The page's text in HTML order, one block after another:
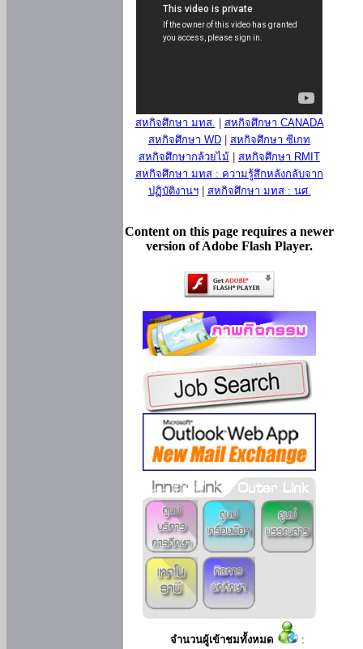
สหกิจศึกษา มทส.
สหกิจศึกษา CANADA
สหกิจศึกษา WD
สหกิจศึกษา ซีเกท
สหกิจศึกษากล้วยไม้
สหกิจศึกษา RMIT
สหกิจศึกษา มทส : ความรู้สึกหลังกลับจาก
ปฏิบัติงานฯ| สหกิจศึกษา มทส : นศ.
Content on this page requires a newer
version of Adobe Flash Player.
จำนวนผู้เข้าชมทั้งหมด :